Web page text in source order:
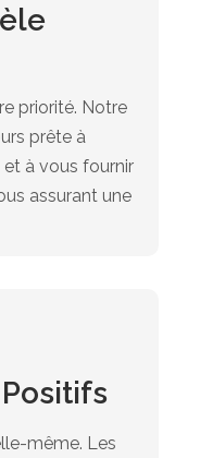
priorité. Notre
prête à
à vous fournir
assurant une
même. Les